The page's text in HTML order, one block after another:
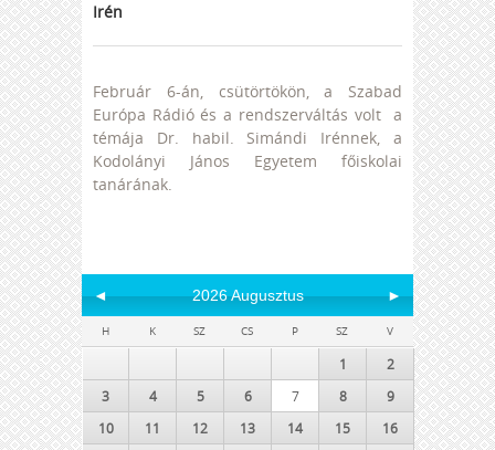
Irén
Február 6-án, csütörtökön, a Szabad
Európa Rádió és a rendszerváltás volt a
témája Dr. habil. Simándi Irénnek, a
Kodolányi János Egyetem főiskolai
tanárának.
◄ 2026 Augusztus ►
H K SZ CS P SZ V
1
2
3
4 5 6 7 8
9
10
11 12 13 14 15
16